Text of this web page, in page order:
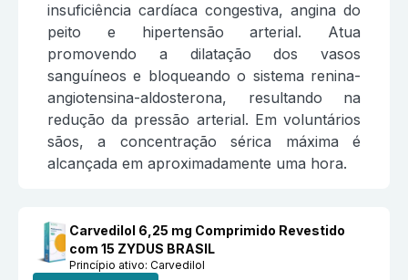
insuficiência cardíaca congestiva, angina do
peito e hipertensão arterial. Atua
promovendo a dilatação dos vasos
sanguíneos e bloqueando o sistema renina-
angiotensina-aldosterona, resultando na
redução da pressão arterial. Em voluntários
sãos, a concentração sérica máxima é
alcançada em aproximadamente uma hora.
Carvedilol 6,25 mg Comprimido Revestido
com 15 ZYDUS BRASIL
Princípio ativo:Carvedilol